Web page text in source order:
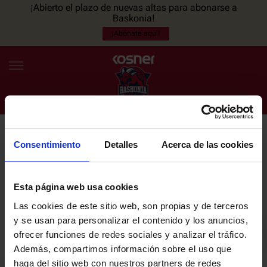
Consentimiento Detalles Acerca de las cookies
Esta página web usa cookies
Las cookies de este sitio web, son propias y de terceros
y se usan para personalizar el contenido y los anuncios,
ofrecer funciones de redes sociales y analizar el tráfico.
Además, compartimos información sobre el uso que
haga del sitio web con nuestros partners de redes
¡Abierto el plazo de nuevas altas para abonarse a
Baskonia!
¡Abónate aquí!
ES EU
NOTICIAS
PLANTILLA
ENTRADAS
NEWSLETTER
últimas noticias y promociones del club.
Email
He leído y acepto laPolítica de privacidaddel SASKI BASKONIA